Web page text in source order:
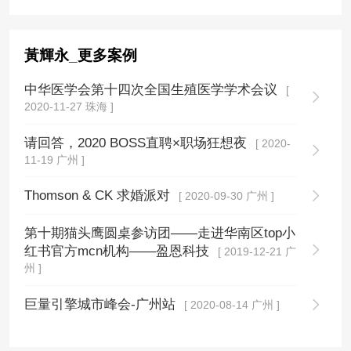
黃輝永_更多案例
中华医学会第十四次全国生殖医学学术会议
[
2020-11-27 珠海 ]
请回答，2020 BOSS直聘×职场狂想夜
[ 2020-
11-19 广州 ]
Thomson & CK 求婚派对 [ 2020-09-30 广州 ]
第十期猫头鹰圆桌参访团——走进华南区top小
红书官方mcn机构——盈恩科技
[ 2019-12-21 广
州 ]
巨量引擎城市峰会-广州站 [ 2020-08-14 广州 ]